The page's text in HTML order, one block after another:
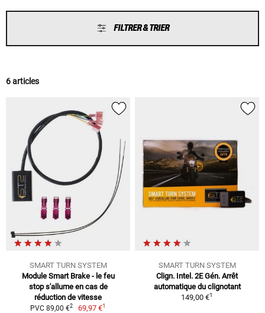
FILTRER & TRIER
6 articles
SMART TURN SYSTEM
Module Smart Brake - le feu
stop s'allume en cas de
réduction de vitesse
PVC 89,00 €2 69,97 €1
SMART TURN SYSTEM
Clign. Intel. 2E Gén. Arrêt
automatique du clignotant
149,00 €1